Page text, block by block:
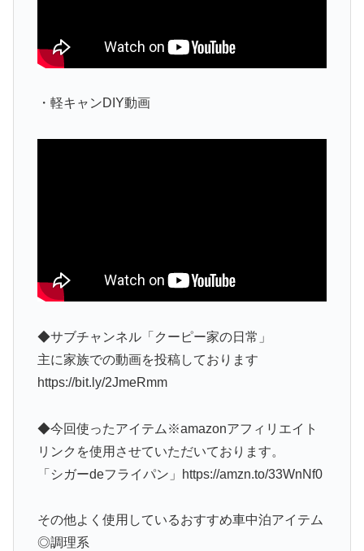
・軽キャンDIY動画
◆サブチャンネル「クーピー家の日常」
主に家族での動画を投稿しております
https://bit.ly/2JmeRmm
◆今回使ったアイテム※amazonアフィリエイト
リンクを使用させていただいております。
「シガーdeフライパン」https://amzn.to/33WnNf0
その他よく使用しているおすすめ車中泊アイテム
◎調理系